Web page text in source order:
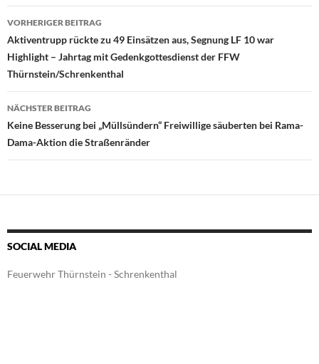
Beitragsnavigation
VORHERIGER BEITRAG
Aktiventrupp rückte zu 49 Einsätzen aus, Segnung LF 10 war
Highlight – Jahrtag mit Gedenkgottesdienst der FFW
Thürnstein/Schrenkenthal
NÄCHSTER BEITRAG
Keine Besserung bei „Müllsündern“ Freiwillige säuberten bei Rama-
Dama-Aktion die Straßenränder
SOCIAL MEDIA
Feuerwehr Thürnstein - Schrenkenthal